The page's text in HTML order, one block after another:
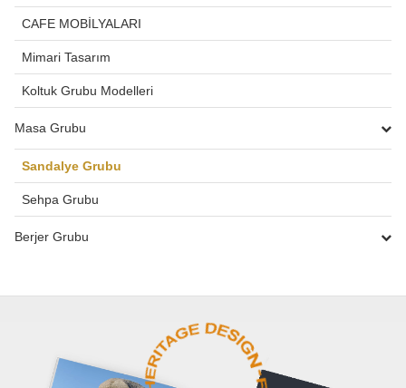
CAFE MOBİLYALARI
Mimari Tasarım
Koltuk Grubu Modelleri
Masa Grubu
Sandalye Grubu
Sehpa Grubu
Berjer Grubu